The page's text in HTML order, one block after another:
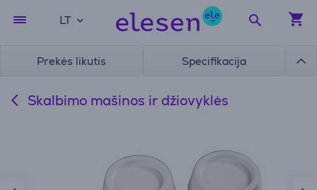
LT
Prekės likutis Specifikacija
Skalbimo mašinos ir džiovyklės